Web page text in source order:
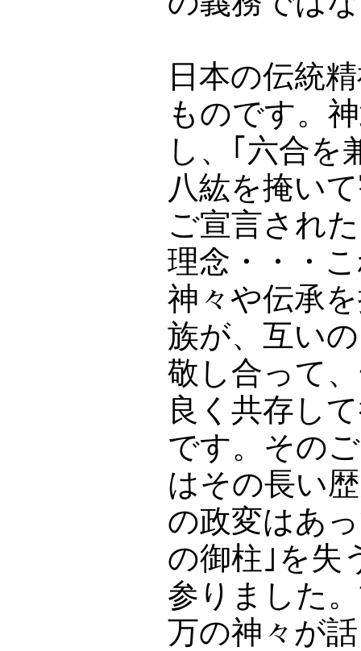
日本の伝統
ものです。
し、｢六合を
八紘を掩い
ご宣言され
理念・・・
神々や伝承
族が、互い
敬し合って
良く共存し
です。その
はその長い
の政変はあ
の御柱｣を失
参りました
万の神々が